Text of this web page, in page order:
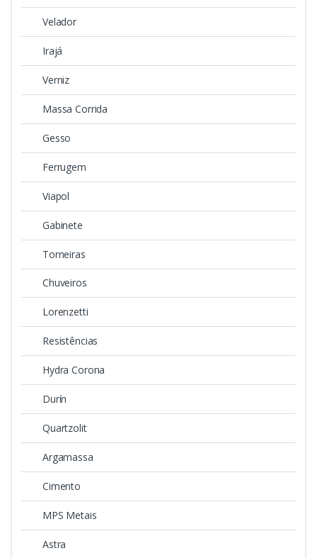
Velador
Irajá
Verniz
Massa Corrida
Gesso
Ferrugem
Viapol
Gabinete
Torneiras
Chuveiros
Lorenzetti
Resistências
Hydra Corona
Durín
Quartzolit
Argamassa
Cimento
MPS Metais
Astra